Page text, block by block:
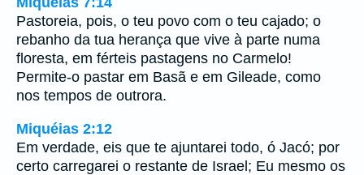
Pastoreia, pois, o teu povo com o teu cajado; o
rebanho da tua herança que vive à parte numa
floresta, em férteis pastagens no Carmelo!
Permite-o pastar em Basã e em Gileade, como
nos tempos de outrora.
Miquéias 2:12
Em verdade, eis que te ajuntarei todo, ó Jacó; por
certo carregarei o restante de Israel; Eu mesmo os